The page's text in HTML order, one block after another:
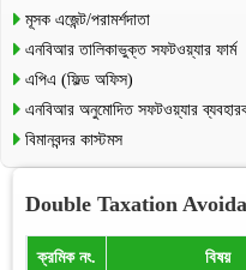
মূসক এজেন্ট/পরামর্শদাতা
এনবিআর তালিকাভুক্ত সফটওয়্যার ফার্ম
এপিএ (ফিল্ড অফিস)
এনবিআর অনুমোদিত সফটওয়্যার
বিমানবন্দর কাস্টমস
Double Taxation
ক্রমিক নং. বিষয়